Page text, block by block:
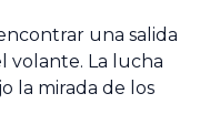
una salida
volante. La lucha
la mirada de los